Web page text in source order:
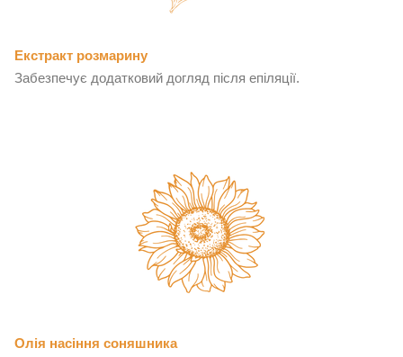
Екстракт розмарину
Забезпечує додатковий догляд після епіляції.
Олія насіння соняшника